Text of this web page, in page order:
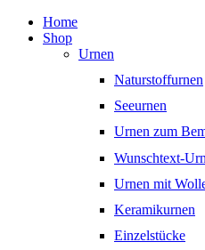
Home
Shop
Urnen
Naturstoffurnen
Seeurnen
Urnen zum
Wunschtext-
Urnen mit
Keramikurnen
Einzelstücke